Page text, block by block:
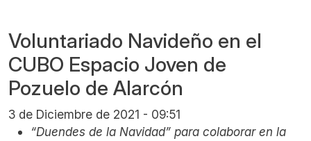
Voluntariado Navideño en el
CUBO Espacio Joven de
Pozuelo de Alarcón
3 de Diciembre de 2021 - 09:51
“Duendes de la Navidad” para colaborar en la